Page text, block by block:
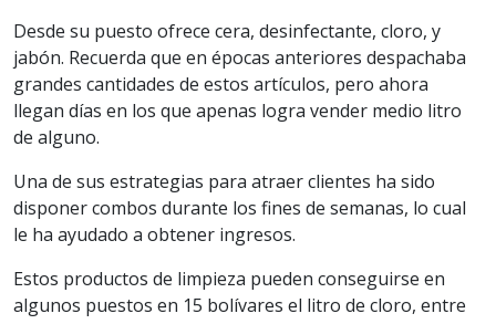
Desde su puesto ofrece cera, desinfectante, cloro, y
jabón. Recuerda que en épocas anteriores despachaba
grandes cantidades de estos artículos, pero ahora
llegan días en los que apenas logra vender medio litro
de alguno.
Una de sus estrategias para atraer clientes ha sido
disponer combos durante los fines de semanas, lo cual
le ha ayudado a obtener ingresos.
Estos productos de limpieza pueden conseguirse en
algunos puestos en 15 bolívares el litro de cloro, entre